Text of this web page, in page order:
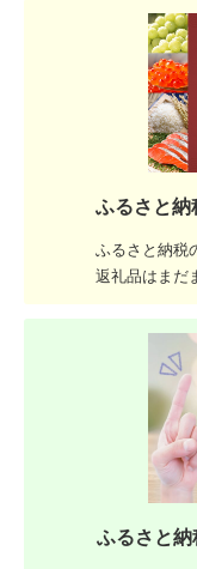
ふるさと納
ふるさと納税
返礼品はまだ
ふるさと納